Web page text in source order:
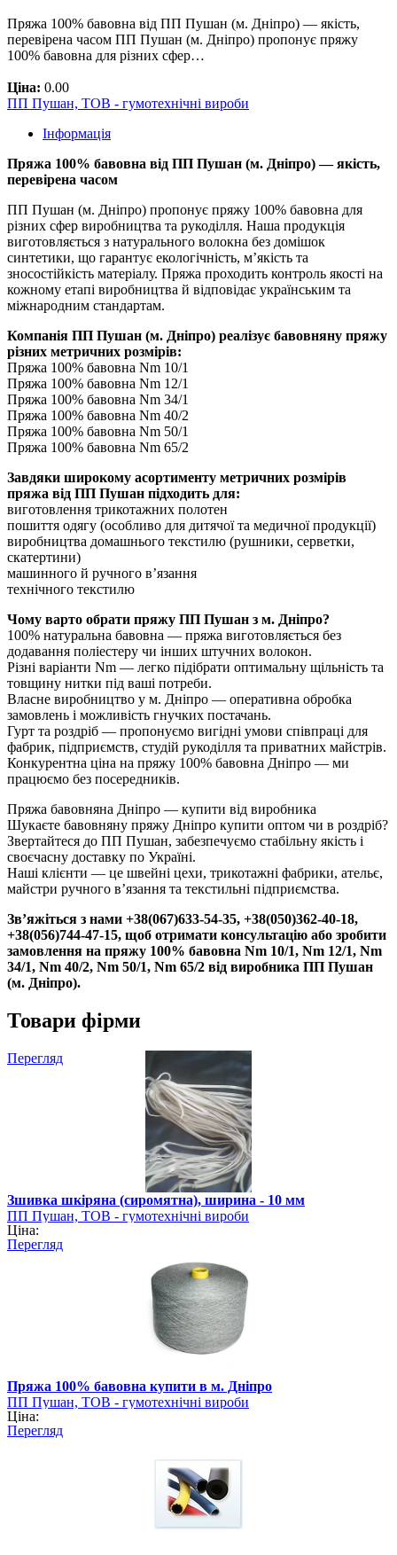
Пряжа 100% бавовна від ПП Пушан (м. Дніпро) — якість,
перевірена часом ПП Пушан (м. Дніпро) пропонує пряжу
100% бавовна для різних сфер…
Ціна: 0.00
ПП Пушан, ТОВ - гумотехнічні вироби
Інформація
Пряжа 100% бавовна від ПП Пушан (м. Дніпро) — якість,
перевірена часом
ПП Пушан (м. Дніпро) пропонує пряжу 100% бавовна для
різних сфер виробництва та рукоділля. Наша продукція
виготовляється з натурального волокна без домішок
синтетики, що гарантує екологічність, м’якість та
зносостійкість матеріалу. Пряжа проходить контроль якості на
кожному етапі виробництва й відповідає українським та
міжнародним стандартам.
Компанія ПП Пушан (м. Дніпро) реалізує бавовняну пряжу
різних метричних розмірів:
Пряжа 100% бавовна Nm 10/1
Пряжа 100% бавовна Nm 12/1
Пряжа 100% бавовна Nm 34/1
Пряжа 100% бавовна Nm 40/2
Пряжа 100% бавовна Nm 50/1
Пряжа 100% бавовна Nm 65/2
Завдяки широкому асортименту метричних розмірів
пряжа від ПП Пушан підходить для:
виготовлення трикотажних полотен
пошиття одягу (особливо для дитячої та медичної продукції)
виробництва домашнього текстилю (рушники, серветки,
скатертини)
машинного й ручного в’язання
технічного текстилю
Чому варто обрати пряжу ПП Пушан з м. Дніпро?
100% натуральна бавовна — пряжа виготовляється без
додавання поліестеру чи інших штучних волокон.
Різні варіанти Nm — легко підібрати оптимальну щільність та
товщину нитки під ваші потреби.
Власне виробництво у м. Дніпро — оперативна обробка
замовлень і можливість гнучких постачань.
Гурт та роздріб — пропонуємо вигідні умови співпраці для
фабрик, підприємств, студій рукоділля та приватних майстрів.
Конкурентна ціна на пряжу 100% бавовна Дніпро — ми
працюємо без посередників.
Пряжа бавовняна Дніпро — купити від виробника
Шукаєте бавовняну пряжу Дніпро купити оптом чи в роздріб?
Звертайтеся до ПП Пушан, забезпечуємо стабільну якість і
своєчасну доставку по Україні.
Наші клієнти — це швейні цехи, трикотажні фабрики, ательє,
майстри ручного в’язання та текстильні підприємства.
Зв’яжіться з нами +38(067)633-54-35, +38(050)362-40-18,
+38(056)744-47-15, щоб отримати консультацію або зробити
замовлення на пряжу 100% бавовна Nm 10/1, Nm 12/1, Nm
34/1, Nm 40/2, Nm 50/1, Nm 65/2 від виробника ПП Пушан
(м. Дніпро).
Товари фірми
Перегляд
Зшивка шкіряна (сиромятна), ширина - 10 мм
ПП Пушан, ТОВ - гумотехнічні вироби
Ціна:
Перегляд
Пряжа 100% бавовна купити в м. Дніпро
ПП Пушан, ТОВ - гумотехнічні вироби
Ціна:
Перегляд